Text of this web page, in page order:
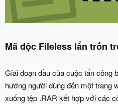
Mã độc Fileless lẩn trốn
Giai đoạn đầu của cuộc tấn công
hướng người dùng đến một trang
xuống tệp .RAR kết hợp với các